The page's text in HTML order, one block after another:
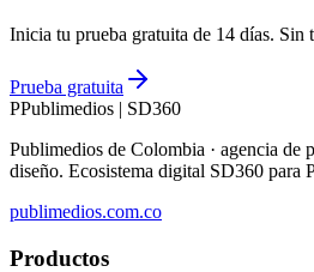
Inicia tu prueba gratuita de 14 días. Sin
Prueba gratuita
PPublimedios | SD360
Publimedios de Colombia · agencia de
diseño. Ecosistema digital SD360 para
publimedios.com.co
Productos